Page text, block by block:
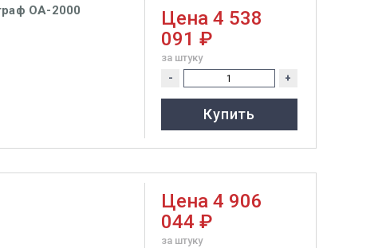
OA-2000 Цена4 538
091 ₽
за штуку
- +
Купить
Цена4 906
044 ₽
за штуку